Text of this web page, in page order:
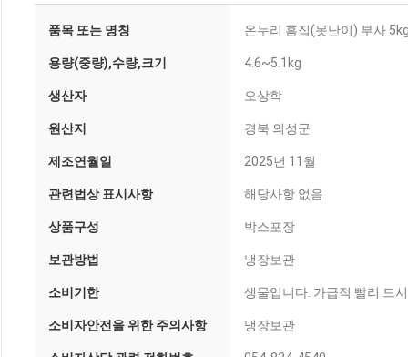
품목 또는 명칭 온누리 흠집(못난이) 부사
용량(중량),수량,크기 4.6~5.1kg
생산자 오상학
원산지 경북 의성군
제조연월일 2025년 11월
관련법상 표시사항 해당사항 없음
상품구성 박스포장
보관방법 냉장보관
소비기한 생물입니다. 가급적 빨리 드
소비자안전을 위한 주의사항 냉장보관